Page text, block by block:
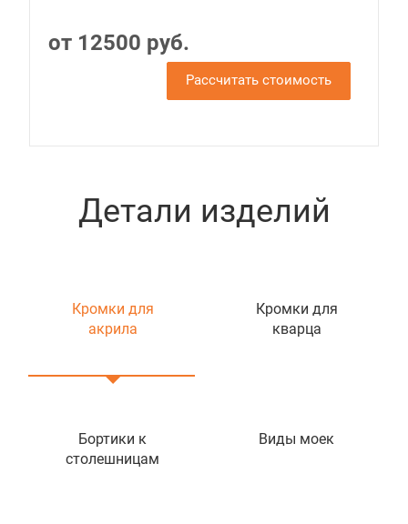
от 12500 руб.
Рассчитать стоимость
Детали изделий
Кромки для
акрила
Кромки для
кварца
Бортики к
столешницам
Виды моек